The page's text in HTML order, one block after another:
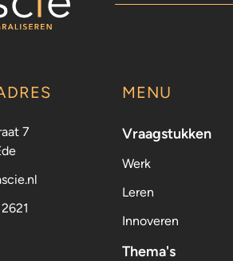
7
MENU
Vraagstukken
Werk
Leren
Innoveren
Thema's